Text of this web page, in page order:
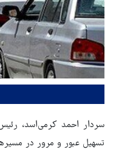
سردار احمد کرمی‌اسد،
تسهیل عبور و مرور در